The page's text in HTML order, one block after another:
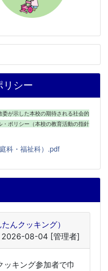
リシー
が示した本校の期待される社会的
ポリシー（本校の教育活動の指針
科・福祉科）.pdf
んクッキング）
2026-08-04 [管理者]
キング参加者で巾